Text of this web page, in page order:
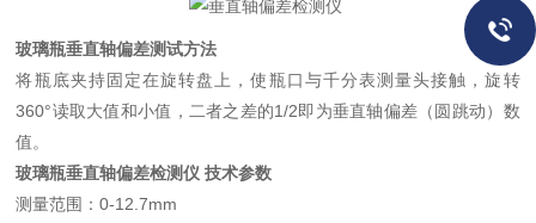
玻璃瓶垂直轴偏差测试方法
将瓶底夹持固定在旋转盘上，使瓶口与千分表测量头接触，旋转
360°读取大值和小值，二者之差的1/2即为垂直轴偏差（圆跳动）数
值。
玻璃瓶垂直轴偏差检测仪 技术参数
测量范围：0-12.7mm